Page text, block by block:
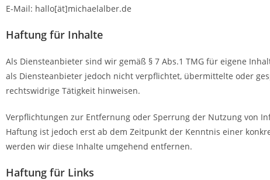
E-Mail: hallo[ät]michaelalber.de
Haftung für Inhalte
Als Diensteanbieter sind wir gemäß § 7 Abs.1 TMG für eigene
als Diensteanbieter jedoch nicht verpflichtet, übermittelte oder
rechtswidrige Tätigkeit hinweisen.
Verpflichtungen zur Entfernung oder Sperrung der Nutzung von
Haftung ist jedoch erst ab dem Zeitpunkt der Kenntnis einer
werden wir diese Inhalte umgehend entfernen.
Haftung für Links